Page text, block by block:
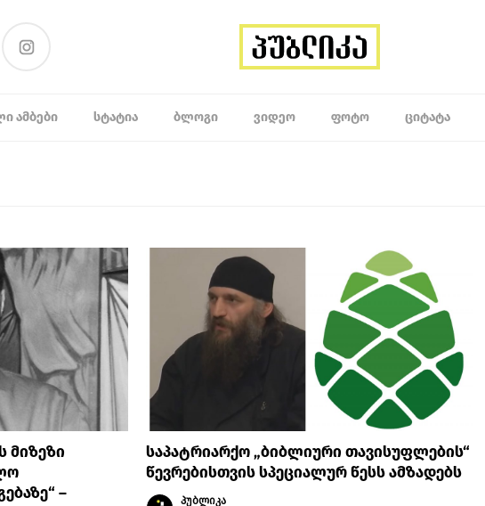
ᲐᲛᲑᲔᲑᲘ ᲡᲢᲐᲢᲘᲐ ᲑᲚᲝᲒᲘ ᲕᲘᲓᲔᲝ ᲤᲝᲢᲝ ᲪᲘᲢᲐᲢᲐ
მიზეზი
–
საპატრიარქო „ბიბლიური თავისუფლების“
წევრებისთვის სპეციალურ წესს ამზადებს
პუბლიკა